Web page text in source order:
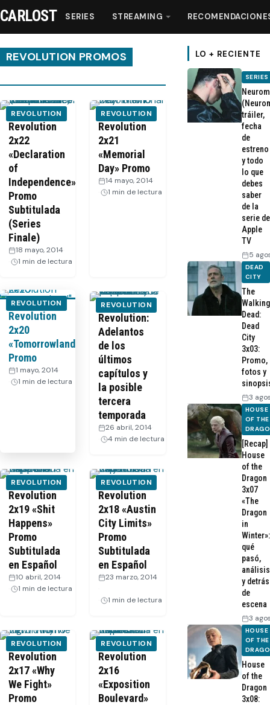
Streaming
Recomendaciones
Videos
Webisodios
CARLOST SERIES STREAMING
REVOLUTION PROMOS
REVOLUTION
Revolution
2x22
«Declaration
of
Independence»
Promo
Subtitulada
(Series
Finale)
18 mayo, 2014
1 min de lectura
REVOLUTION
Revolution
2x21
«Memorial
Day» Promo
14 mayo, 2014
1 min de lectura
REVOLUTION
Revolution
2x20
«Tomorrowland»
Promo
1 mayo, 2014
1 min de lectura
REVOLUTION
Revolution:
Adelantos
de los
últimos
capítulos y
la posible
tercera
temporada
26 abril, 2014
4 min de lectura
REVOLUTION
Revolution
2x19 «Shit
Happens»
Promo
Subtitulada
en Español
10 abril, 2014
1 min de lectura
REVOLUTION
Revolution
2x18 «Austin
City Limits»
Promo
Subtitulada
en Español
23 marzo, 2014
1 min de lectura
REVOLUTION
Revolution
2x17 «Why
We Fight»
Promo
REVOLUTION
Revolution
2x16
«Exposition
Boulevard»
LO + RECIENTE
SERIES
tráiler,
fecha
de
estreno
y todo
lo que
debes
saber
de la
serie de
Apple
TV
5
DEAD
CITY
The
Walking
Dead:
Dead
City
3x03:
Promo,
fotos y
3
HOUSE
OF THE
[Recap]
House
of the
Dragon
3x07
«The
Dragon
in
Winter»:
qué
pasó,
análisis
y detrás
de
escena
3
HOUSE
OF THE
House
of the
Dragon
3x08: